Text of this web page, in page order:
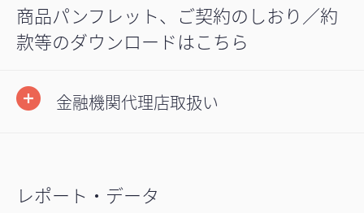
商品パンフレット、ご契約のしおり／約
款等のダウンロードはこちら
金融機関代理店取扱い
レポート・データ